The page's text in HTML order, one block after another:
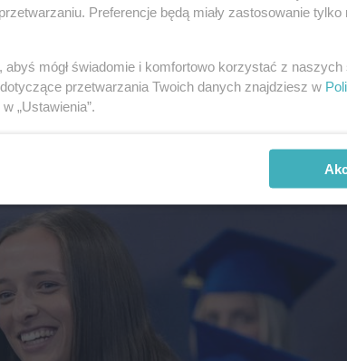
na świecie była gościem specjalnym
zdjęcia!
5
Preferencje będą miały zastosowanie tylko
mógł świadomie i komfortowo korzystać z naszych
przetwarzania Twoich danych znajdziesz w
„Ustawienia”.